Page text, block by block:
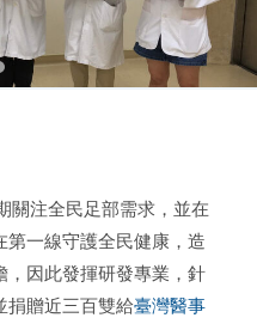
關注全民足部需求，並在
一線守護全民健康，造
，因此發揮研發專業，針
捐贈近三百雙給臺灣醫事